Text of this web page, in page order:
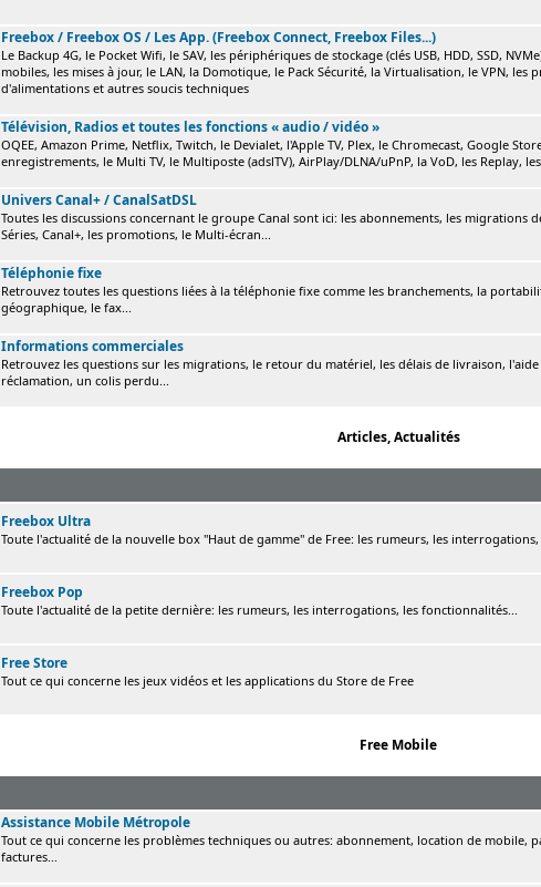
Freebox / Freebox OS / Les App. (Freebox Connect, Freebox Files...)
Le Backup 4G, le Pocket Wifi, le SAV, les périphériques de stockage (clés USB, HDD, SSD,
mobiles, les mises à jour, le LAN, la Domotique, le Pack Sécurité, la Virtualisation, le VPN, les
d'alimentations et autres soucis techniques
Télévision, Radios et toutes les fonctions « audio / vidéo »
OQEE, Amazon Prime, Netflix, Twitch, le Devialet, l'Apple TV, Plex, le Chromecast, Google
enregistrements, le Multi TV, le Multiposte (adslTV), AirPlay/DLNA/uPnP, la VoD, les Replay,
Univers Canal+ / CanalSatDSL
Toutes les discussions concernant le groupe Canal sont ici: les abonnements, les migrations
Séries, Canal+, les promotions, le Multi-écran...
Téléphonie fixe
Retrouvez toutes les questions liées à la téléphonie fixe comme les branchements, la
géographique, le fax...
Informations commerciales
Retrouvez les questions sur les migrations, le retour du matériel, les délais de livraison,
réclamation, un colis perdu...
Articles, Actualités
Freebox Ultra
Toute l'actualité de la nouvelle box "Haut de gamme" de Free: les rumeurs, les
Freebox Pop
Toute l'actualité de la petite dernière: les rumeurs, les interrogations, les fonctionnalités...
Free Store
Tout ce qui concerne les jeux vidéos et les applications du Store de Free
Free Mobile
Assistance Mobile Métropole
Tout ce qui concerne les problèmes techniques ou autres: abonnement, location de mobile,
factures...